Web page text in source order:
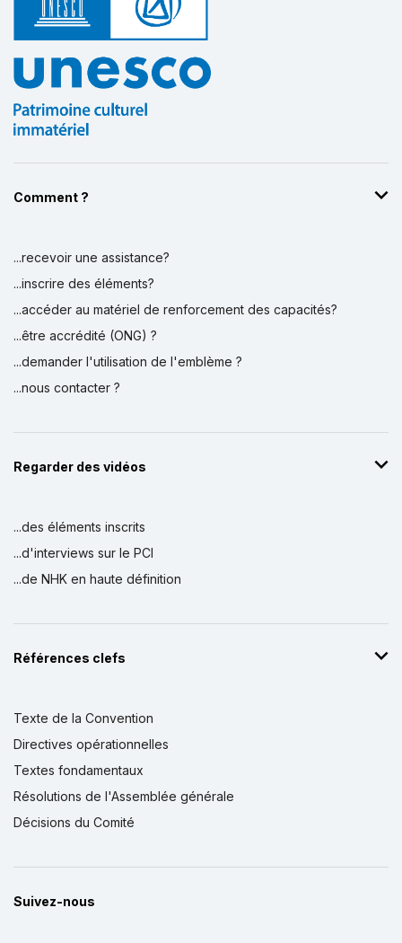
Comment ?
...recevoir une assistance?
...inscrire des éléments?
...accéder au matériel de renforcement des capacités?
...être accrédité (ONG) ?
...demander l'utilisation de l'emblème ?
...nous contacter ?
Regarder des vidéos
...des éléments inscrits
...d'interviews sur le PCI
...de NHK en haute définition
Références clefs
Texte de la Convention
Directives opérationnelles
Textes fondamentaux
Résolutions de l'Assemblée générale
Décisions du Comité
Suivez-nous